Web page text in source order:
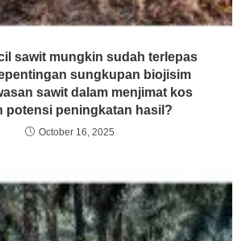
sawit mungkin sudah terlepas
sungkupan biojisim
sawit dalam menjimat kos
potensi peningkatan hasil?
October 16, 2025